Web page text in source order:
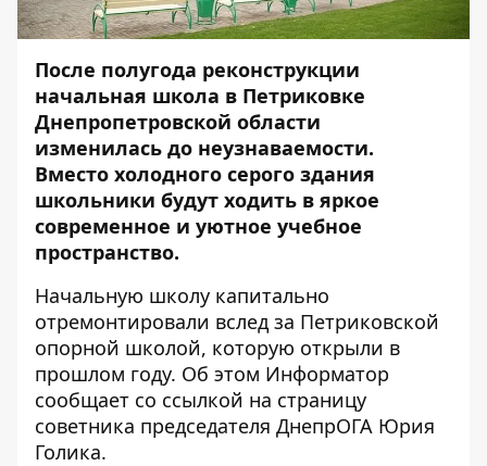
После полугода реконструкции
начальная школа в Петриковке
Днепропетровской области
изменилась до неузнаваемости.
Вместо холодного серого здания
школьники будут ходить в яркое
современное и уютное учебное
пространство.
Начальную школу капитально
отремонтировали вслед за Петриковской
опорной школой, которую открыли в
прошлом году. Об этом Информатор
сообщает со ссылкой на страницу
советника председателя ДнепрОГА Юрия
Голика.